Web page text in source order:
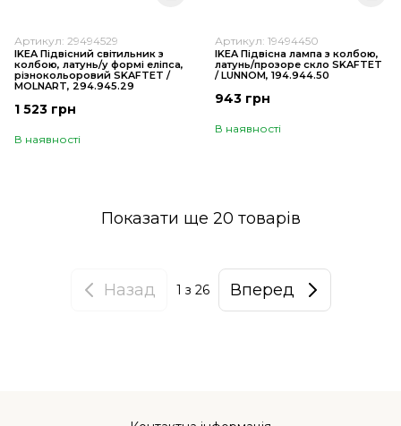
Артикул: 29494529
IKEA Підвісний світильник з
колбою, латунь/у формі еліпса,
різнокольоровий SKAFTET /
MOLNART, 294.945.29
1 523 грн
В наявності
Артикул: 19494450
IKEA Підвісна лампа з колбою,
латунь/прозоре скло SKAFTET
/ LUNNOM, 194.944.50
943 грн
В наявності
Показати ще 20 товарів
Назад 1 з 26 Вперед